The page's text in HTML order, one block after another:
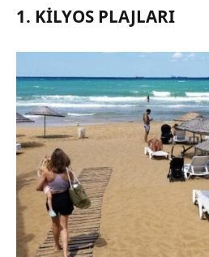
1. KILYOS PLAJLARI